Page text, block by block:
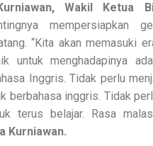
Wakil Ketua
mempersiapkan
“Kita akan memasuki
untuk menghadapinya
Inggris. Tidak perlu
berbahasa inggris. Tidak
terus belajar. Rasa
Kurniawan.